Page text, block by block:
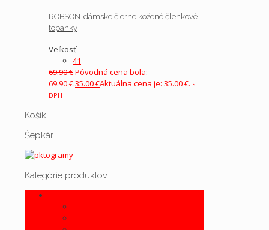
ROBSON-dámske čierne kožené členkové
topánky
Veľkosť
41
69.90€Pôvodná cena bola:
69.90 €.35.00€Aktuálna cena je: 35.00 €. s
DPH
Košík
Šepkár
Kategórie produktov